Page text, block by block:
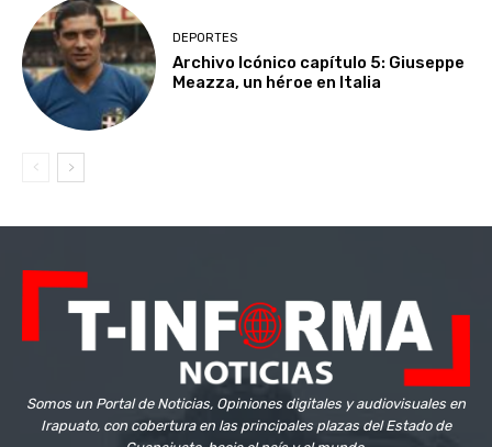
DEPORTES
Archivo Icónico capítulo 5: Giuseppe
Meazza, un héroe en Italia
Somos un Portal de Noticias, Opiniones digitales y audiovisuales en
Irapuato, con cobertura en las principales plazas del Estado de